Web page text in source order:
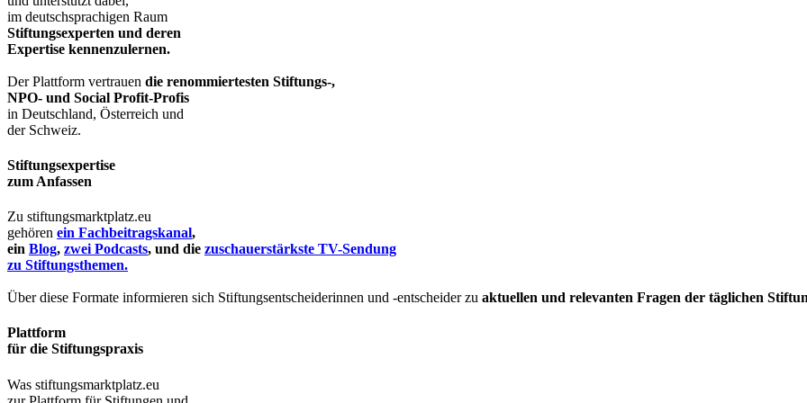
im deutschsprachigen Raum
Stiftungsexperten und deren
Expertise kennenzulernen.
Der Plattform vertrauen die renommiertesten Stiftungs-,
NPO- und Social Profit-Profis
in Deutschland, Österreich und
der Schweiz.
Stiftungsexpertise
zum Anfassen
Zu stiftungsmarktplatz.eu
gehören ein Fachbeitragskanal,
ein Blog, zwei Podcasts, und die zuschauerstärkste TV-Sendung
zu Stiftungsthemen.
Über diese Formate informieren sich Stiftungsentscheiderinnen und -entscheider zu aktuellen und relevanten Fragen der täglichen
Plattform
für die Stiftungspraxis
Was stiftungsmarktplatz.eu